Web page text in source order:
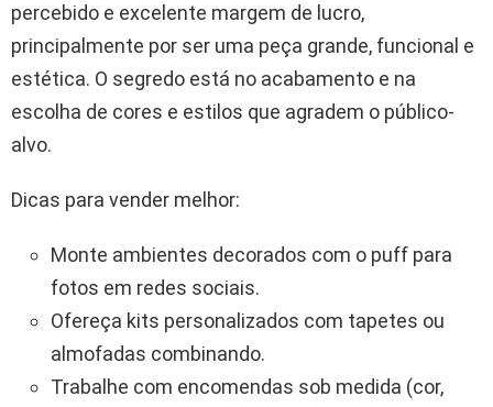
percebido e excelente margem de lucro,
principalmente por ser uma peça grande, funcional e
estética. O segredo está no acabamento e na
escolha de cores e estilos que agradem o público-
alvo.
Dicas para vender melhor:
Monte ambientes decorados com o puff para
fotos em redes sociais.
Ofereça kits personalizados com tapetes ou
almofadas combinando.
Trabalhe com encomendas sob medida (cor,